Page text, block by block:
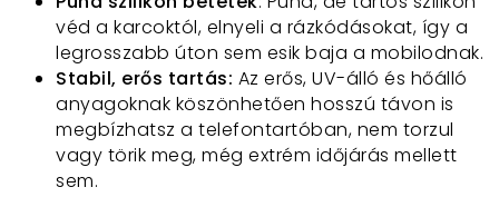
véd a karcoktól, elnyeli a rázkódásokat, így a
legrosszabb úton sem esik baja a mobilodnak.
Stabil, erős tartás: Az erős, UV-álló és hőálló
anyagoknak köszönhetően hosszú távon is
megbízhatsz a telefontartóban, nem torzul
vagy törik meg, még extrém időjárás mellett
sem.